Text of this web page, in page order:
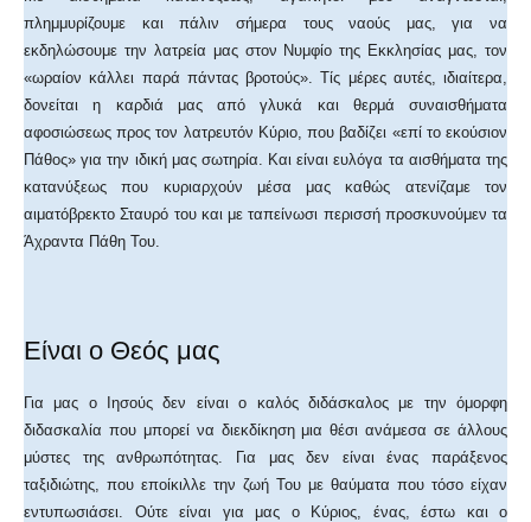
πλημμυρίζουμε και πάλιν σήμερα τους ναούς μας, για να
εκδηλώσουμε την λατρεία μας στον Νυμφίο της Εκκλησίας μας, τον
«ωραίον κάλλει παρά πάντας βροτούς». Τίς μέρες αυτές, ιδιαίτερα,
δονείται η καρδιά μας από γλυκά και θερμά συναισθήματα
αφοσιώσεως προς τον λατρευτόν Κύριο, που βαδίζει «επί το εκούσιον
Πάθος» για την ιδική μας σωτηρία. Και είναι ευλόγα τα αισθήματα της
κατανύξεως που κυριαρχούν μέσα μας καθώς ατενίζαμε τον
αιματόβρεκτο Σταυρό του και με ταπείνωσι περισσή προσκυνούμεν τα
Άχραντα Πάθη Του.
Είναι ο Θεός μας
Για μας ο Ιησούς δεν είναι ο καλός διδάσκαλος με την όμορφη
διδασκαλία που μπορεί να διεκδίκηση μια θέσι ανάμεσα σε άλλους
μύστες της ανθρωπότητας. Για μας δεν είναι ένας παράξενος
ταξιδιώτης, που εποίκιλλε την ζωή Του με θαύματα που τόσο είχαν
εντυπωσιάσει. Ούτε είναι για μας ο Κύριος, ένας, έστω και ο